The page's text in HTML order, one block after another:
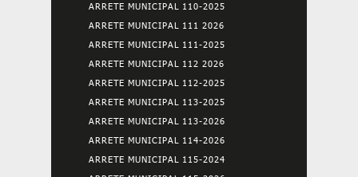
ARRETE MUNICIPAL 110-2025
ARRETE MUNICIPAL 111 2026
ARRETE MUNICIPAL 111-2025
ARRETE MUNICIPAL 112 2026
ARRETE MUNICIPAL 112-2025
ARRETE MUNICIPAL 113-2025
ARRETE MUNICIPAL 113-2026
ARRETE MUNICIPAL 114-2026
ARRETE MUNICIPAL 115-2024